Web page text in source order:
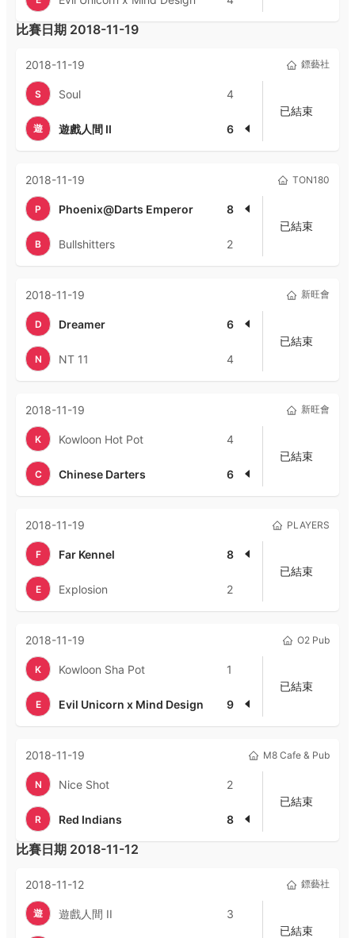
比賽日期 2018-11-19
2018-11-19 鏢藝社
S Soul 4
遊 遊戲人間 II 6
已結束
2018-11-19 TON180
P Phoenix@Darts Emperor 8
B Bullshitters 2
已結束
2018-11-19 新旺會
D Dreamer 6
N NT 11 4
已結束
2018-11-19 新旺會
K Kowloon Hot Pot 4
C Chinese Darters 6
已結束
2018-11-19 PLAYERS
F Far Kennel 8
E Explosion 2
已結束
2018-11-19 O2 Pub
K Kowloon Sha Pot 1
E Evil Unicorn x Mind Design 9
已結束
2018-11-19 M8 Cafe & Pub
N Nice Shot 2
R Red Indians 8
已結束
比賽日期 2018-11-12
2018-11-12 鏢藝社
遊 遊戲人間 II 3
已結束